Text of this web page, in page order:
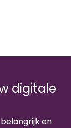
digitale
en